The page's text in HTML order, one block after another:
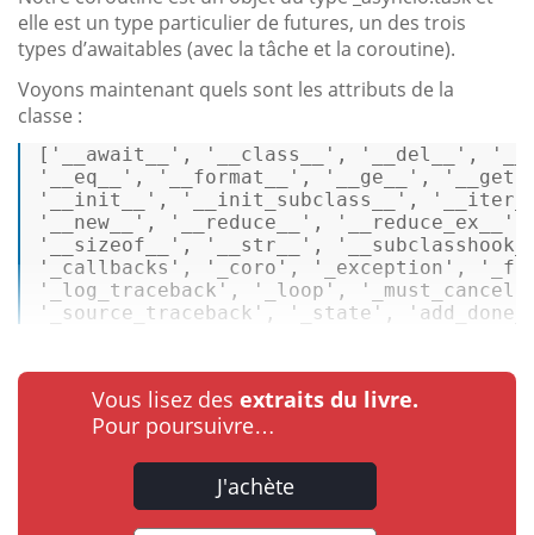
elle est un type particulier de futures, un des trois
types d’awaitables (avec la tâche et la coroutine).
Voyons maintenant quels sont les attributs de la
classe :
[ '__await__' , '__class__' , '__del__' ,
'__eq__' , '__format__' , '__ge__' ,
'__init__' , '__init_subclass__' ,
'__new__' , '__reduce__' , '__reduce_ex__'
'__sizeof__' , '__str__' ,
'_callbacks' , '_coro' , '_exception' ,
'_log_traceback' , '_loop' , '_must_cancel'
'_source_traceback' , '_state' ,
Vous lisez des extraits du livre.
Pour poursuivre…
J'achète